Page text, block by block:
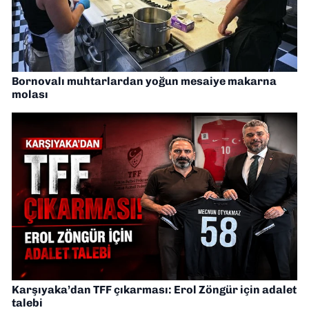
Bornovalı muhtarlardan yoğun mesaiye makarna
molası
Karşıyaka’dan TFF çıkarması: Erol Zöngür için adalet
talebi